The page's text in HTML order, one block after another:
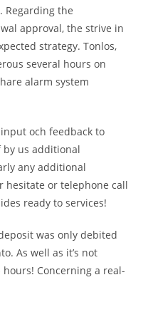
Regarding the
approval, the strive in
strategy. Tonlos,
several hours on
alarm system
och feedback to
us additional
any additional
hesitate or telephone call
ready to services!
was only debited
As well as it’s not
Concerning a real-